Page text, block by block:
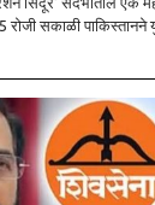
सकाळी पाकिस्तानने